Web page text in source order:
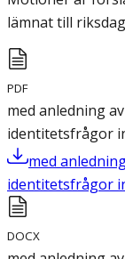
lämnat till
PDF
med anledning
identitetsfrågor
med
identitetsfrågor
DOCX